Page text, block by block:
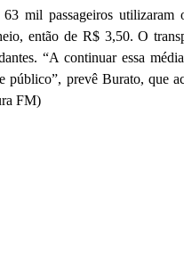
mil passageiros
então de R$ 3,50. O
“A continuar essa
público”, prevê Burato, que
FM)